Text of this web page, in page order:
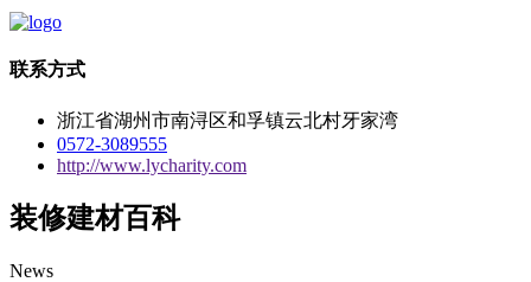
联系方式
浙江省湖州市南浔区和孚镇云北村牙家湾
0572-3089555
http://www.lycharity.com
装修建材百科
News